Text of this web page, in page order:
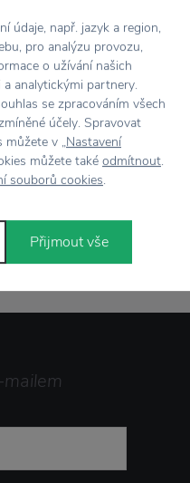
údaje, např. jazyk a region,
pro analýzu provozu,
o užívání našich
analytickými partnery.
se zpracováním všech
účely. Spravovat
můžete v „Nastavení
můžete také odmítnout.
souborů cookies.
Přijmout vše